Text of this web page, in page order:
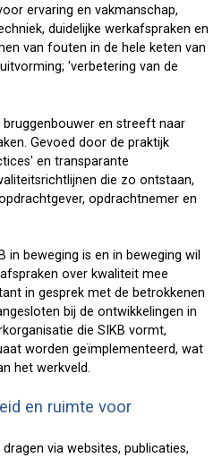
ervaring en vakmanschap,
duidelijke werkafspraken en
van fouten in de hele keten van
'verbetering van de
en streeft naar
Gevoed door de praktijk
en transparante
die zo ontstaan,
opdrachtnemer en
in beweging is en in beweging wil
over kwaliteit mee
in gesprek met de betrokkenen
bij de ontwikkelingen in
die SIKB vormt,
worden geïmplementeerd, wat
het werkveld.
en ruimte voor
via websites, publicaties,